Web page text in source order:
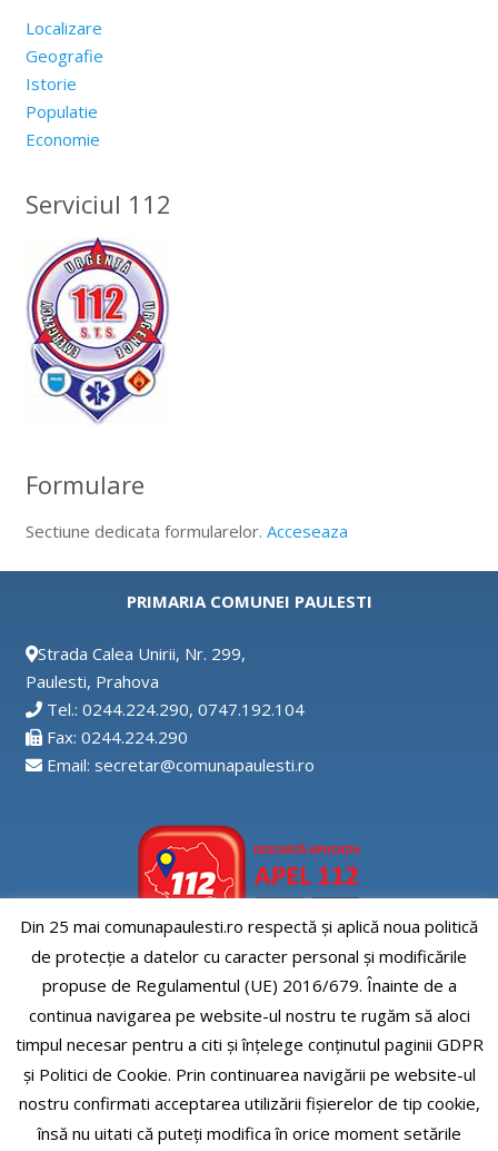
Localizare
Geografie
Istorie
Populatie
Economie
Serviciul 112
Formulare
Sectiune dedicata formularelor. Acceseaza
PRIMARIA COMUNEI PAULESTI
Strada Calea Unirii, Nr. 299,
Paulesti, Prahova
Tel.: 0244.224.290, 0747.192.104
Fax: 0244.224.290
Email: secretar@comunapaulesti.ro
Aplicatia APEL112
Comuna Paulesti, judet Prahova
Din 25 mai comunapaulesti.ro respectă și aplică noua politică
de protecție a datelor cu caracter personal și modificările
propuse de Regulamentul (UE) 2016/679. Înainte de a
continua navigarea pe website-ul nostru te rugăm să aloci
timpul necesar pentru a citi și înțelege conținutul paginii GDPR
și Politici de Cookie. Prin continuarea navigării pe website-ul
nostru confirmati acceptarea utilizării fişierelor de tip cookie,
însă nu uitati că puteți modifica în orice moment setările